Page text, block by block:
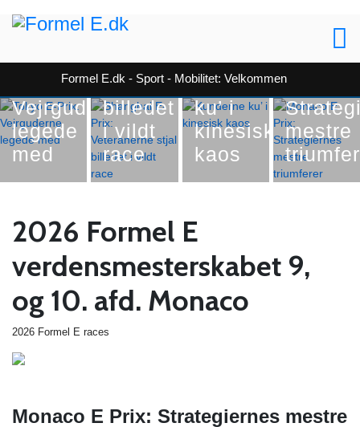
Formel E.dk - Sport - Mobilitet: Velkommen
Formel E
Tokyo
E-Prix:
Vejrguderne
legede
med
Shanghai
E-Prix:
Veteranerne
stjal
billedet
i vildt
race
Kunderne
ku’ i
kinesisk
kaos
Formel E
E Prix:
mestre
2026 Formel E
verdensmesterskabet 9,
og 10. afd. Monaco
2026 Formel E races
Monaco E Prix: Strategiernes mestre